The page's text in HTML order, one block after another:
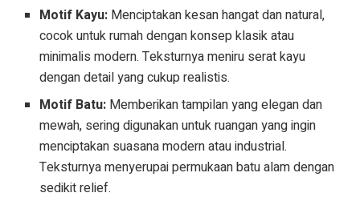
Motif Kayu: Menciptakan kesan hangat dan natural,
cocok untuk rumah dengan konsep klasik atau
minimalis modern. Teksturnya meniru serat kayu
dengan detail yang cukup realistis.
Motif Batu: Memberikan tampilan yang elegan dan
mewah, sering digunakan untuk ruangan yang ingin
menciptakan suasana modern atau industrial.
Teksturnya menyerupai permukaan batu alam dengan
sedikit relief.